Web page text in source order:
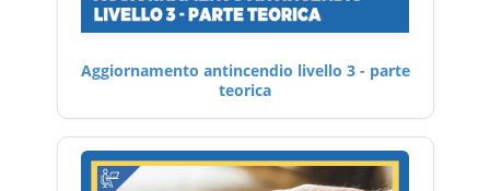
Aggiornamento antincendio livello 3 - parte
teorica